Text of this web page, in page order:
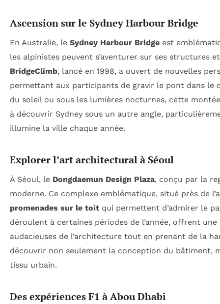
Ascension sur le Sydney Harbour Bridge
En Australie, le Sydney Harbour Bridge est
les alpinistes peuvent s’aventurer sur ses structures
BridgeClimb, lancé en 1998, a ouvert de nouvelles
permettant aux participants de gravir le pont dans le
du soleil ou sous les lumières nocturnes, cette
à découvrir Sydney sous un autre angle,
illumine la ville chaque année.
Explorer l’art architectural à Séoul
À Séoul, le Dongdaemun Design Plaza, conçu par la
moderne. Ce complexe emblématique, situé près de
promenades sur le toit qui permettent d’admirer le
déroulent à certaines périodes de l’année, offrent
audacieuses de l’architecture tout en prenant de la
découvrir non seulement la conception du bâtiment,
tissu urbain.
Des expériences F1 à Abou Dhabi